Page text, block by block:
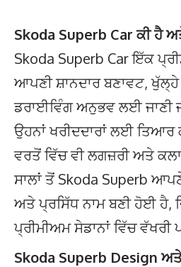
Skoda Superb Car ਕੀ ਹੈ
Skoda Superb Car ਇੱਕ
ਆਪਣੀ ਸ਼ਾਨਦਾਰ ਬਣਾਵਟ,
ਡਰਾਈਵਿੰਗ ਅਨੁਭਵ ਲਈ ਜਾਣੀ
ਉਹਨਾਂ ਖਰੀਦਦਾਰਾਂ ਲਈ ਤਿਆਰ
ਵਰਤੋਂ ਵਿੱਚ ਵੀ ਲਗਜ਼ਰੀ ਅਤੇ
ਸਾਲਾਂ ਤੋਂ Skoda Superb
ਅਤੇ ਪ੍ਰਸਿੱਧ ਨਾਮ ਬਣੀ ਹੋਈ ਹੈ,
ਪ੍ਰੀਮੀਅਮ ਸੇਡਾਨਾਂ ਵਿੱਚ ਵੱਖਰੀ
Skoda Superb Design